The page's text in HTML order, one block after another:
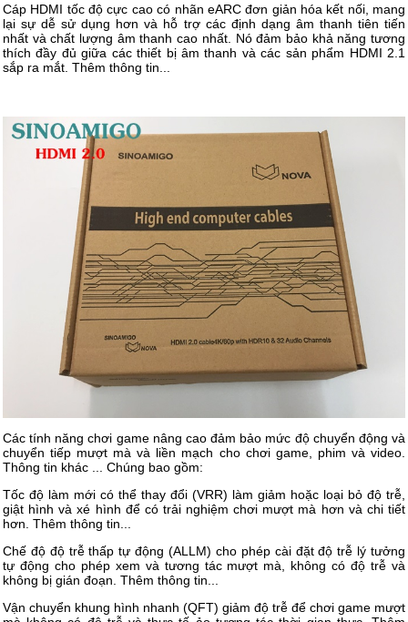
Cáp HDMI tốc độ cực cao có nhãn eARC đơn giản hóa kết nối, mang
lại sự dễ sử dụng hơn và hỗ trợ các định dạng âm thanh tiên tiến
nhất và chất lượng âm thanh cao nhất. Nó đảm bảo khả năng tương
thích đầy đủ giữa các thiết bị âm thanh và các sản phẩm HDMI 2.1
sắp ra mắt. Thêm thông tin...
Các tính năng chơi game nâng cao đảm bảo mức độ chuyển động và
chuyển tiếp mượt mà và liền mạch cho chơi game, phim và video.
Thông tin khác ... Chúng bao gồm:
Tốc độ làm mới có thể thay đổi (VRR) làm giảm hoặc loại bỏ độ trễ,
giật hình và xé hình để có trải nghiệm chơi mượt mà hơn và chi tiết
hơn. Thêm thông tin...
Chế độ độ trễ thấp tự động (ALLM) cho phép cài đặt độ trễ lý tưởng
tự động cho phép xem và tương tác mượt mà, không có độ trễ và
không bị gián đoạn. Thêm thông tin...
Vận chuyển khung hình nhanh (QFT) giảm độ trễ để chơi game mượt